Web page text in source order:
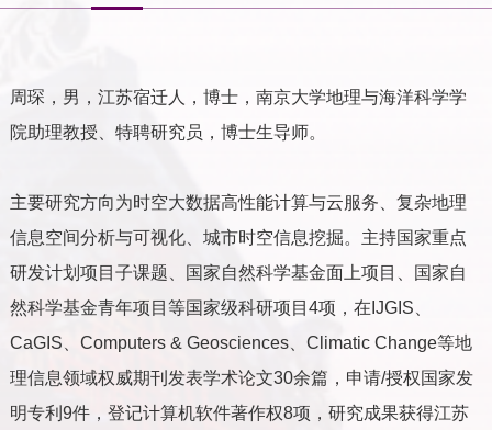
周琛，男，江苏宿迁人，博士，南京大学地理与海洋科学学
院助理教授、特聘研究员，博士生导师。
主要研究方向为时空大数据高性能计算与云服务、复杂地理
信息空间分析与可视化、城市时空信息挖掘。主持国家重点
研发计划项目子课题、国家自然科学基金面上项目、国家自
然科学基金青年项目等国家级科研项目 4项，在 IJGIS
CaGIS
Computers & Geosciences、 Climatic Change等地
理信息领域权威期刊发表学术论文30余篇，申请/授权国家发
明专利 9件，登记计算机软件著作权8项，研究成果获得江苏